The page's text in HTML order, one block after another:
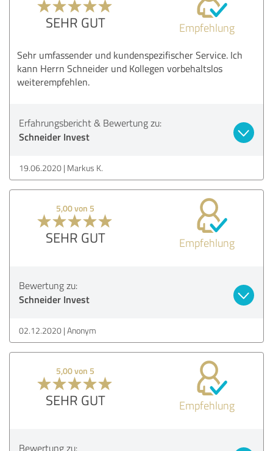
SEHR GUT Empfehlung
Sehr umfassender und kundenspezifischer Service. Ich
kann Herrn Schneider und Kollegen vorbehaltslos
weiterempfehlen.
Erfahrungsbericht & Bewertung zu:
Schneider Invest
19.06.2020 Markus K.
5,00 von 5
SEHR GUT Empfehlung
Bewertung zu:
Schneider Invest
02.12.2020 Anonym
5,00 von 5
SEHR GUT Empfehlung
Bewertung zu: